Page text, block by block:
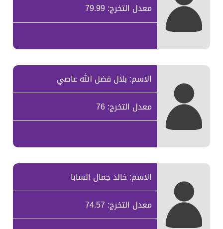
معدل التخرج: 79.99
الاسم: بلال فضل الله عاصي
معدل التخرج: 76
الاسم: خالد جمال السابا
معدل التخرج: 74.57